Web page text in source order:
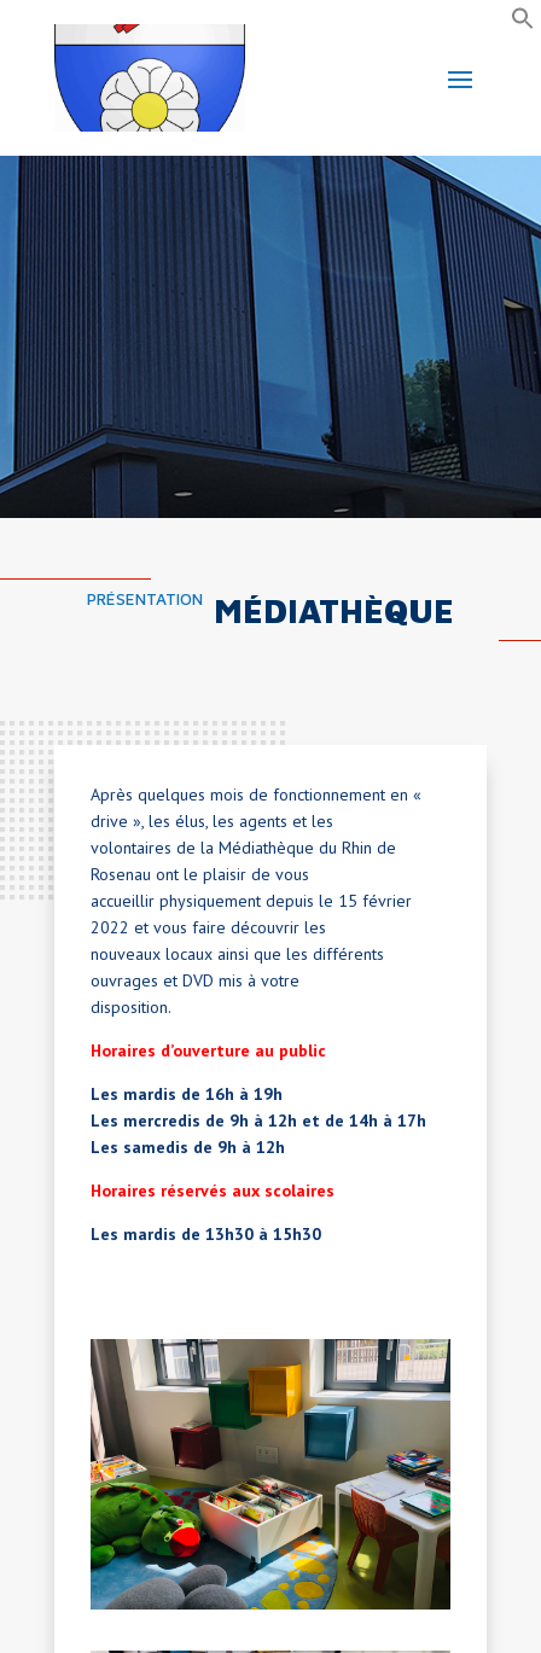
PRÉSENTATION MÉDIATHÈQUE
Après quelques mois de fonctionnement en «
drive », les élus, les agents et les
volontaires de la Médiathèque du Rhin de
Rosenau ont le plaisir de vous
accueillir physiquement depuis le 15 février
2022 et vous faire découvrir les
nouveaux locaux ainsi que les différents
ouvrages et DVD mis à votre
disposition.
Horaires d’ouverture au public
Les mardis de 16h à 19h
Les mercredis de 9h à 12h et de 14h à 17h
Les samedis de 9h à 12h
Horaires réservés aux scolaires
Les mardis de 13h30 à 15h30